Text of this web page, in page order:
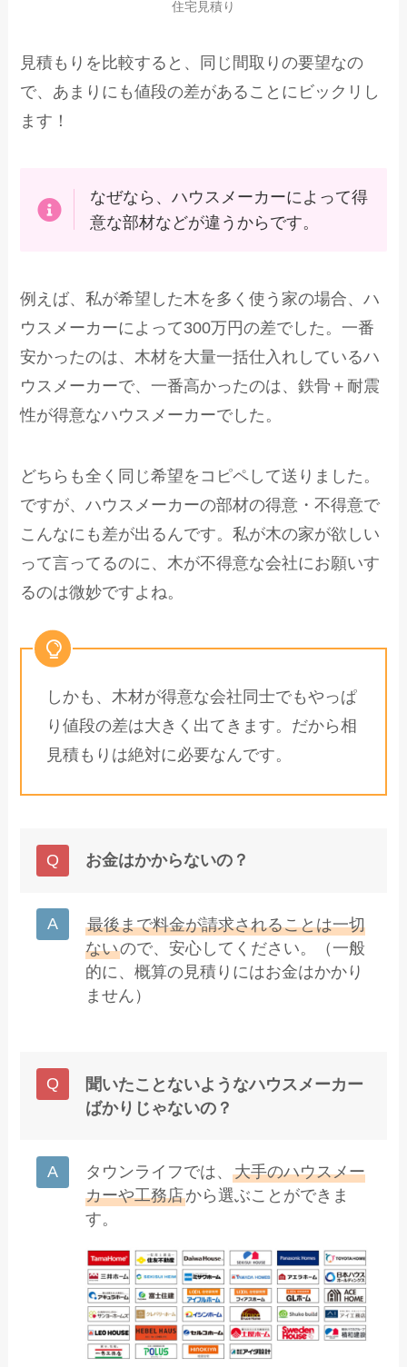
住宅見積り
見積もりを比較すると、同じ間取りの要望なの
で、あまりにも値段の差があることにビックリし
ます！
なぜなら、ハウスメーカーによって得
意な部材などが違うからです。
例えば、私が希望した木を多く使う家の場合、ハ
ウスメーカーによって300万円の差でした。一番
安かったのは、木材を大量一括仕入れしているハ
ウスメーカーで、一番高かったのは、鉄骨＋耐震
性が得意なハウスメーカーでした。
どちらも全く同じ希望をコピペして送りました。
ですが、ハウスメーカーの部材の得意・不得意で
こんなにも差が出るんです。私が木の家が欲しい
って言ってるのに、木が不得意な会社にお願いす
るのは微妙ですよね。
しかも、木材が得意な会社同士でもやっぱ
り値段の差は大きく出てきます。だから相
見積もりは絶対に必要なんです。
お金はかからないの？
最後まで料金が請求されることは一切
ないので、安心してください。（一般
的に、概算の見積りにはお金はかかり
ません）
聞いたことないようなハウスメーカー
ばかりじゃないの？
タウンライフでは、大手のハウスメー
カーや工務店から選ぶことができま
す。